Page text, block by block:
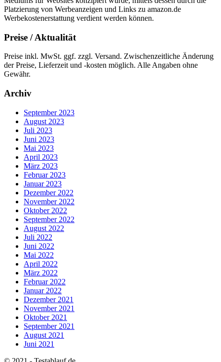
Platzierung von Werbeanzeigen und Links zu amazon.de
Werbekostenerstattung verdient werden können.
Preise / Aktualität
Preise inkl. MwSt. ggf. zzgl. Versand. Zwischenzeitliche Änderung
der Preise, Lieferzeit und -kosten möglich. Alle Angaben ohne
Gewähr.
Archiv
September 2023
August 2023
Juli 2023
Juni 2023
Mai 2023
April 2023
März 2023
Februar 2023
Januar 2023
Dezember 2022
November 2022
Oktober 2022
September 2022
August 2022
Juli 2022
Juni 2022
Mai 2022
April 2022
März 2022
Februar 2022
Januar 2022
Dezember 2021
November 2021
Oktober 2021
September 2021
August 2021
Juni 2021